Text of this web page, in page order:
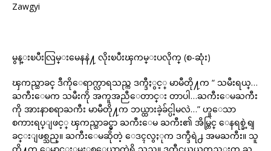
Zawgyi
မွန္းၿပီးလြမ္းမေနနဲ႔ လိုးၿပီးၾကမ္းပလိုက္ (စ-ဆုံး)
ၾကည္သာခင္ ဒီကိုေရာက္လာရသည္က ဒက္ဒီႏွင့္ မာမီတို႔က “ သမီးရယ္…
ႀကီးေမက သမီးကို အကူအညီေတာင္း တာပါ…ႀကီးေမႀကီး
ကို အားနာစရာႀကီး မာမီတို႔က ဘယ္ထားခဲ့ခ်င္ပါ့မလဲ…” ဟူေသာ
စကားရပ္ျဖင့္ ၾကည္သာခင္မွာ ႀကီးေမ ႀကီး၏ အိမ္တြင္ ေနရစ္ခဲ့ရျ
ခင္းျဖစ္သည္။ ႀကီးေမဆိုတဲ့ ေဒၚလွႏုက ဒက္ဒီရဲ႕ အမႀကီး။ သူ